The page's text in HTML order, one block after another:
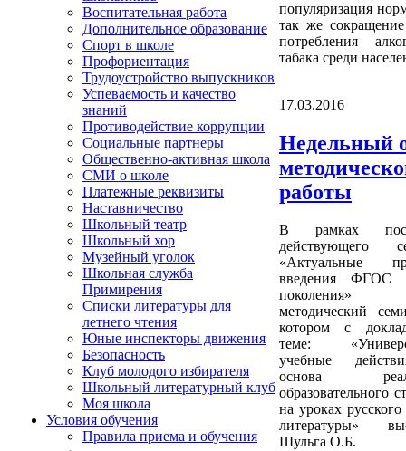
Воспитательная работа
Дополнительное образование
Спорт в школе
Профориентация
Трудоустройство выпускников
Успеваемость и качество
знаний
Противодействие коррупции
Социальные партнеры
Общественно-активная школа
СМИ о школе
Платежные реквизиты
Наставничество
Школьный театр
Школьный хор
Музейный уголок
Школьная служба
Примирения
Списки литературы для
летнего чтения
Юные инспекторы движения
Безопасность
Клуб молодого избирателя
Школьный литературный клуб
Моя школа
Условия обучения
Правила приема и обучения
популяризация
так же
потребления
табака среди
17.03.2016
Недельный
работы
В рамках
действующего
«Актуальные
введения ФГОС
поколения»
методический
котором с
теме:
учебные
основа
образовательного
на уроках
литературы»
Шульга О.Б.